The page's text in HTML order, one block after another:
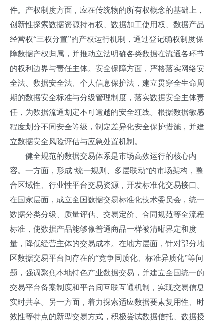
件。产权制度方面，应在传统物的所有权概念的基础上，
创新性探索数据资源持有权、数据加工使用权、数据产品
经营权“三权分置”的产权运行机制，通过登记确权制度保
障数据产权归属，并推动立法明确各类数据在流通各环节
的权利边界与责任主体。安全保障方面，严格落实网络安
全法、数据安全法、个人信息保护法，建立贯穿全生命周
期的数据安全标准与分级管理制度，落实数据安全主体责
任，为数据流通划定不可逾越的安全红线。根据数据敏感
程度划分不同安全等级，制定差异化安全保护措施，并建
立数据安全风险评估与应急处置机制。
健全规范的数据交易体系是市场高效运行的核心内
容。一方面，形成“统一规则、多层联动”的市场架构，整
合区域性、行业性平台交易资源，开发标准化交易接口。
在国家层面，成立全国数据交易标准化技术委员会，统一
数据分类分级、质量评估、交易定价、合同规范等全流程
标准，使数据产品能够像普通商品一样被清晰界定和度
量，降低经营主体的交易成本。在地方层面，针对部分地
区数据交易平台间存在的“竞争同质化、标准异质化”等问
题，强调聚焦本地特色产业数据交易，并建立全国统一的
交易平台备案制度和平台间互联互通机制，实现交易信息
实时共享。另一方面，着力探索适应数据要素复用性、时
效性等特点的新型交易方式，积极尝试数据信托、数据授